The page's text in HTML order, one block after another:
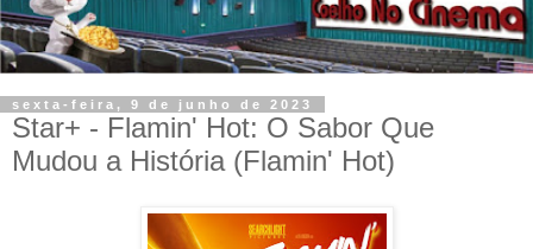
sexta-feira, 9 de junho de 2023
Star+ - Flamin' Hot: O Sabor Que
Mudou a História (Flamin' Hot)